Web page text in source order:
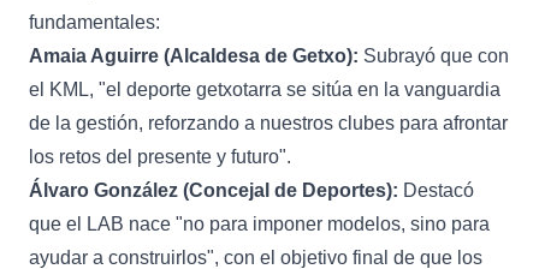
fundamentales:
Amaia Aguirre (Alcaldesa de Getxo): Subrayó que con
el KML, "el deporte getxotarra se sitúa en la vanguardia
de la gestión, reforzando a nuestros clubes para afrontar
los retos del presente y futuro".
Álvaro González (Concejal de Deportes): Destacó
que el LAB nace "no para imponer modelos, sino para
ayudar a construirlos", con el objetivo final de que los